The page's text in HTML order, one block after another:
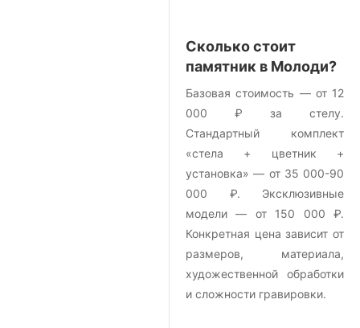
Сколько стоит
памятник в Молоди?
Базовая стоимость — от 12
000 ₽ за стелу.
Стандартный комплект
«стела + цветник +
установка» — от 35 000-90
000 ₽. Эксклюзивные
модели — от 150 000 ₽.
Конкретная цена зависит от
размеров, материала,
художественной обработки
и сложности гравировки.